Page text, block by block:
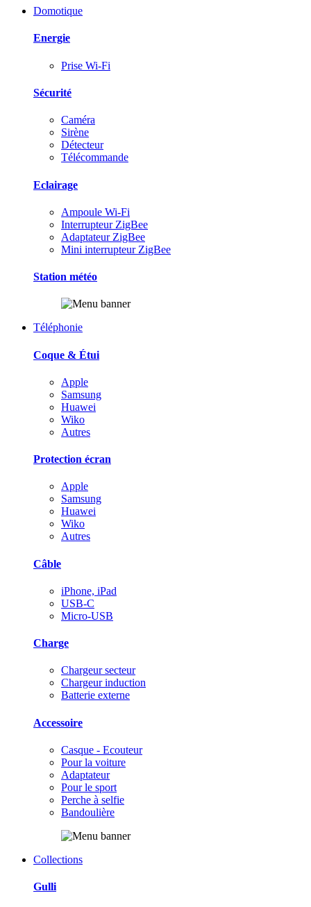
Domotique
Energie
Prise Wi-Fi
Sécurité
Caméra
Sirène
Détecteur
Télécommande
Eclairage
Ampoule Wi-Fi
Interrupteur ZigBee
Adaptateur ZigBee
Mini interrupteur ZigBee
Station météo
Téléphonie
Coque & Étui
Apple
Samsung
Huawei
Wiko
Autres
Protection écran
Apple
Samsung
Huawei
Wiko
Autres
Câble
iPhone, iPad
USB-C
Micro-USB
Charge
Chargeur secteur
Chargeur induction
Batterie externe
Accessoire
Casque - Ecouteur
Pour la voiture
Adaptateur
Pour le sport
Perche à selfie
Bandoulière
Collections
Gulli